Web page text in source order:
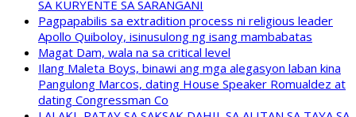
SA KURYENTE SA SARANGANI
Pagpapabilis sa extradition process ni religious leader
Apollo Quiboloy, isinusulong ng isang mambabatas
Magat Dam, wala na sa critical level
Ilang Maleta Boys, binawi ang mga alegasyon laban kina
Pangulong Marcos, dating House Speaker Romualdez at
dating Congressman Co